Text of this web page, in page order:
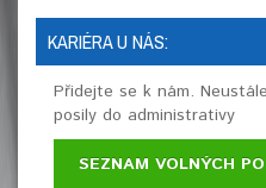
KARIÉRA U NÁS:
Přidejte se k nám.
posily do administrativy
SEZNAM VOLNÝCH